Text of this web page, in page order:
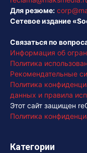
Для резюме:
Сетевое издание
Связаться по
Информация об
Политика
Рекомендательные
Политика
данных и правила
Этот сайт защищен
Политика
Категории